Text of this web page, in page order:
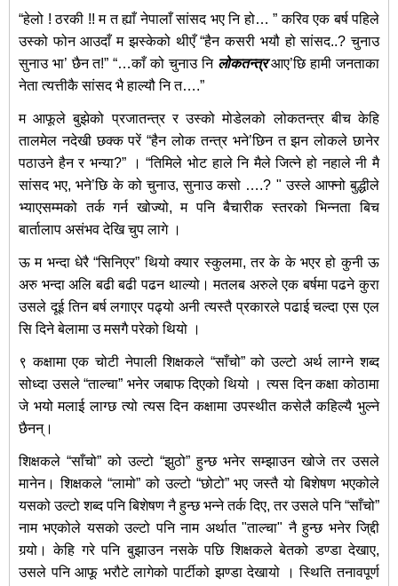
“हेलो ! ठरकी !! म त ह्याँ नेपालाँ सांसद भए नि हो… ” करिव एक बर्ष पहिले
उस्को फोन आउदाँ म झस्केको थीएँ “हैन कसरी भयौ हो सांसद..? चुनाउ
सुनाउ भा’ छैन त!” “…काँ को चुनाउ नि लोकतन्त्रआए’छि हामी जनताका
नेता त्यत्तीकै सांसद भै हाल्यौ नि त….”
म आफूले बुझेको प्रजातन्त्र र उस्को मोडेलको लोकतन्त्र बीच केहि
तालमेल नदेखी छक्क परें “हैन लोक तन्त्र भने’छिन त झन लोकले छानेर
पठाउने हैन र भन्या?” । “तिमिले भोट हाले नि मैले जित्ने हो नहाले नी मै
सांसद भए, भने’छि के को चुनाउ, सुनाउ कसो ….? "उस्ले आफ्नो बुद्धीले
भ्याएसम्मको तर्क गर्न खोज्यो, म पनि बैचारीक स्तरको भिन्नता बिच
बार्तालाप असंभव देखि चुप लागे‌ ।
ऊ म भन्दा धेरै “सिनिएर” थियो क्यार स्कुलमा, तर के के भएर हो कुनी ऊ
अरु भन्दा अलि बढी बढी पढन थाल्यो। मतलब अरुले एक बर्षमा पढने कुरा
उसले दूई तिन बर्ष लगाएर पढ्यो अनी त्यस्तै प्रकारले पढाई चल्दा एस एल
सि दिने बेलामा उ मस‌गै परेको थियो ।
९ कक्षामा एक चोटी नेपाली शिक्षकले “साँचो” को उल्टो अर्थ लाग्ने शब्द
सोध्दा उसले “ताल्चा” भनेर जबाफ दिएको थियो । त्यस दिन कक्षा कोठामा
जे भयो मलाई लाग्छ त्यो त्यस दिन कक्षामा उपस्थीत कसेलै कहिल्यै भुल्ने
छैनन्।
शिक्षकले “साँचो” को उल्टो “झुठो” हुन्छ भनेर सम्झाउन खोजे तर उसले
मानेन।शिक्षकले“लामो” को उल्टो “छोटो” भए जस्तै यो बिशेषण भएकोले
यसको उल्टो शब्द पनि बिशेषण नै हुन्छ भन्ने तर्क दिए, तर उसले पनि “साँचो”
नाम भएकोले यसको उल्टो पनि नाम अर्थात "ताल्चा" नै हुन्छ भनेर जि्द्दी
गर्‍यो। केहि गरे पनि बुझाउन नसके पछि शिक्षकले बेतको डण्डा देखाए,
उसले पनि आफू भरौटे लागेको पार्टीको झण्डा देखायो । स्थिति तनावपूर्ण